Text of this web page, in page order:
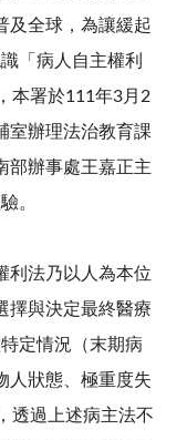
及全球，為讓緩起
「病人自主權利
本署於111年3月2
室辦理法治教育課
部辦事處王嘉正主
。
法乃以人為本位
擇與決定最終醫療
定情況（末期病
人狀態、極重度失
透過上述病主法不